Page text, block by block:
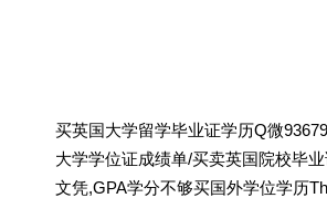
买英国大学留学毕业证学历Q微
大学学位证成绩单/买卖英国院校毕
文凭,GPA学分不够买国外学位学历